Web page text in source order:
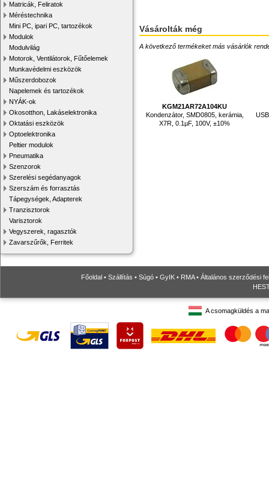
Matricák, Feliratok
Méréstechnika
Mini PC, ipari PC, tartozékok
Modulok
Modulvilág
Motorok, Ventilátorok, Fűtőelemek
Munkavédelmi eszközök
Műszerdobozok
Napelemek és tartozékok
NYÁK-ok
Okosotthon, Lakáselektronika
Oktatási eszközök
Optoelektronika
Peltier modulok
Pneumatika
Szenzorok
Szerelési segédanyagok
Szerszám és forrasztás
Tápegységek, Adapterek
Tranzisztorok
Varisztorok
Vegyszerek, ragasztók
Zavarszűrők, Ferritek
Vásárolták még
A következő termékeket más vásárlók
KGM21AR72A104KU
Kondenzátor, SMD0805, kerámia,
X7R, 0.1µF, 100V, ±10%
Főoldal • Szállítás • Súgó • GyIK • RMA• Általános szerződési
A csomagküldés a